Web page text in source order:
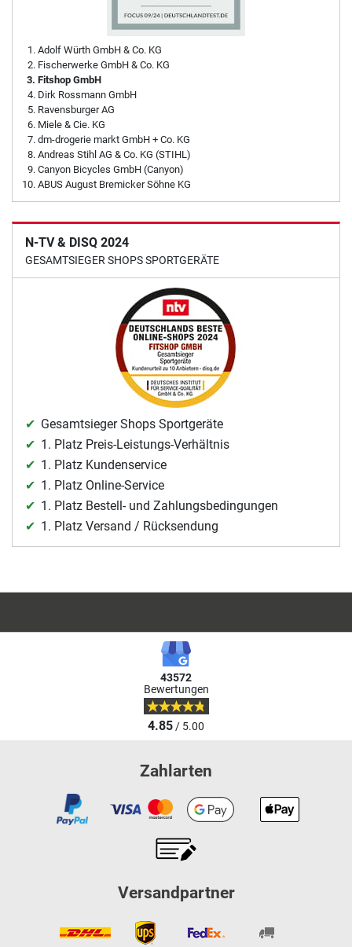
Adolf Würth GmbH & Co. KG
Fischerwerke GmbH & Co. KG
Fitshop GmbH
Dirk Rossmann GmbH
Ravensburger AG
Miele & Cie. KG
dm-drogerie markt GmbH + Co. KG
Andreas Stihl AG & Co. KG (STIHL)
Canyon Bicycles GmbH (Canyon)
ABUS August Bremicker Söhne KG
N-TV & DISQ 2024
GESAMTSIEGER SHOPS SPORTGERÄTE
Gesamtsieger Shops Sportgeräte
1. Platz Preis-Leistungs-Verhältnis
1. Platz Kundenservice
1. Platz Online-Service
1. Platz Bestell- und Zahlungsbedingungen
1. Platz Versand / Rücksendung
43572
Bewertungen
4.85/ 5.00
Zahlarten
Versandpartner